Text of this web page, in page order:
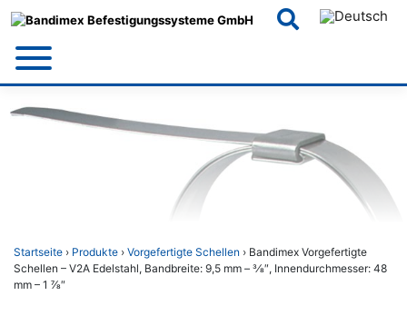
Startseite › Produkte › Vorgefertigte Schellen › Bandimex Vorgefertigte
Schellen – V2A Edelstahl, Bandbreite: 9,5 mm – 3⁄8″, Innendurchmesser: 48
mm – 1 7⁄8″